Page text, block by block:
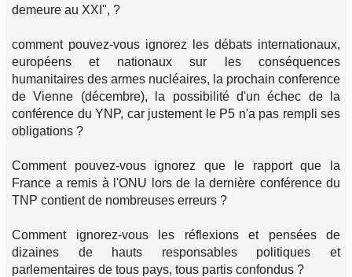
demeure au XXI", ?
comment pouvez-vous ignorez les débats internationaux,
européens et nationaux sur les conséquences
humanitaires des armes nucléaires, la prochain conference
de Vienne (décembre), la possibilité d'un échec de la
conférence du YNP, car justement le P5 n'a pas rempli ses
obligations ?
Comment pouvez-vous ignorez que le rapport que la
France a remis à l'ONU lors de la dernière conférence du
TNP contient de nombreuses erreurs ?
Comment ignorez-vous les réflexions et pensées de
dizaines de hauts responsables politiques et
parlementaires de tous pays, tous partis confondus ?